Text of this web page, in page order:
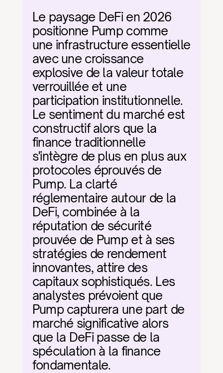
Le paysage DeFi en 2026
positionne Pump comme
une infrastructure essentielle
avec une croissance
explosive de la valeur totale
verrouillée et une
participation institutionnelle.
Le sentiment du marché est
constructif alors que la
finance traditionnelle
s'intègre de plus en plus aux
protocoles éprouvés de
Pump. La clarté
réglementaire autour de la
DeFi, combinée à la
réputation de sécurité
prouvée de Pump et à ses
stratégies de rendement
innovantes, attire des
capitaux sophistiqués. Les
analystes prévoient que
Pump capturera une part de
marché significative alors
que la DeFi passe de la
spéculation à la finance
fondamentale.